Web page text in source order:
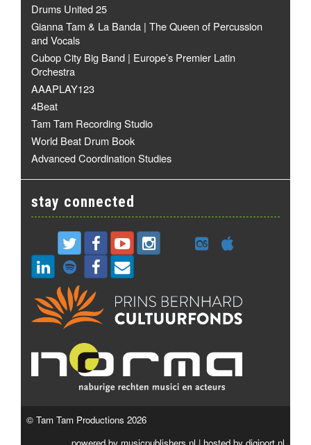
Drums United 25
Gianna Tam & La Banda | The Queen of Percussion
and Vocals
Cubop City Big Band | Europe’s Premier Latin
Orchestra
AAAPLAY123
4Beat
Tam Tam Recording Studio
World Beat Drum Book
Advanced Coordination Studies
stay connected
© Tam Tam Productions 2026
powered by musicpublishers.nl | hosted by digiport.nl